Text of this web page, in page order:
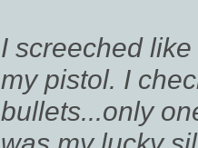
I screeched
my pistol. I
bullets...only